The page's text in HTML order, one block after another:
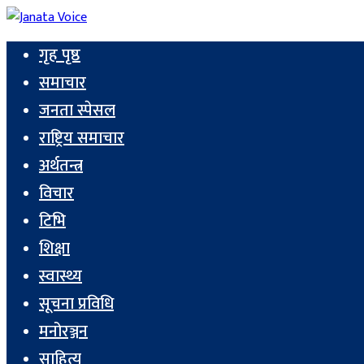
गृह पृष्ठ
समाचार
जनता स्पेसल
राष्ट्रिय समाचार
अर्थतन्त्र
विचार
टिभि
शिक्षा
स्वास्थ्य
सूचना प्रविधि
मनोरञ्जन